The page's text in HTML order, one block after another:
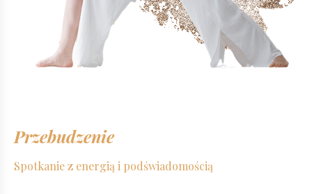
Przebudzenie
Spotkanie z energią i podświadomością